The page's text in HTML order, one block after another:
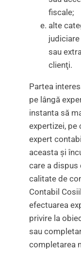
fiscale;
alte
sau
clienţi.
Partea
pe lângă
instanta să
expertizei, pe
expert
aceasta şi
care a dispus
calitate de
Contabil
efectuarea
privire la
sau
completarea